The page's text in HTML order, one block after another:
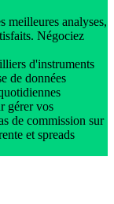
meilleures analyses,
Négociez
d'instruments
de données
gérer vos
de commission sur
et spreads